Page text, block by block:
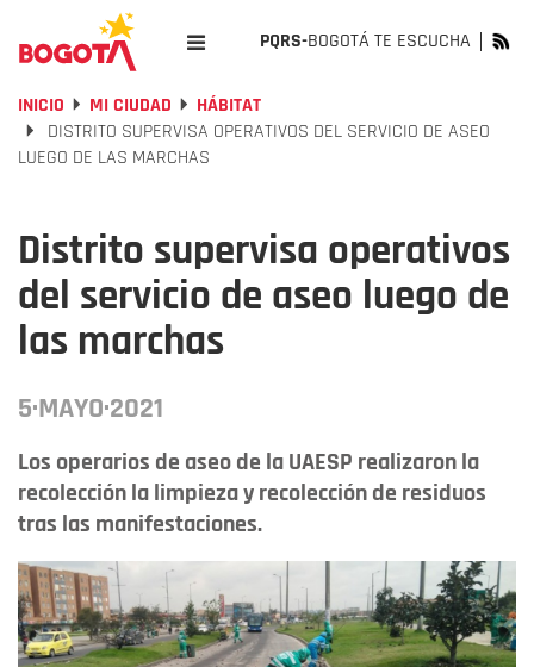
PQRS-BOGOTÁ TE ESCUCHA
INICIO MI CIUDAD
HÁBITAT
DISTRITO SUPERVISA OPERATIVOS DEL SERVICIO DE ASEO
LUEGO DE LAS MARCHAS
Distrito supervisa operativos
del servicio de aseo luego de
las marchas
5·MAYO·2021
Los operarios de aseo de la UAESP realizaron la
recolección la limpieza y recolección de residuos
tras las manifestaciones.